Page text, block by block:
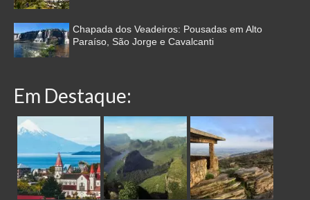
Chapada dos Veadeiros: Pousadas em Alto
Paraíso, São Jorge e Cavalcanti
Em Destaque: